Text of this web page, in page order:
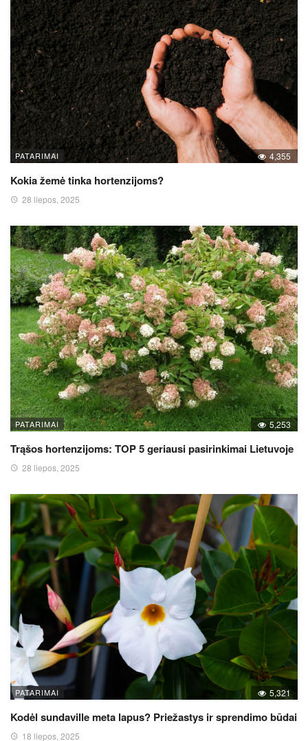
PATARIMAI 4,355
Kokia žemė tinka hortenzijoms?
28 liepos, 2025
PATARIMAI 5,253
Trąšos hortenzijoms: TOP 5 geriausi pasirinkimai Lietuvoje
28 liepos, 2025
PATARIMAI 5,321
Kodėl sundaville meta lapus? Priežastys ir sprendimo būdai
18 liepos, 2025